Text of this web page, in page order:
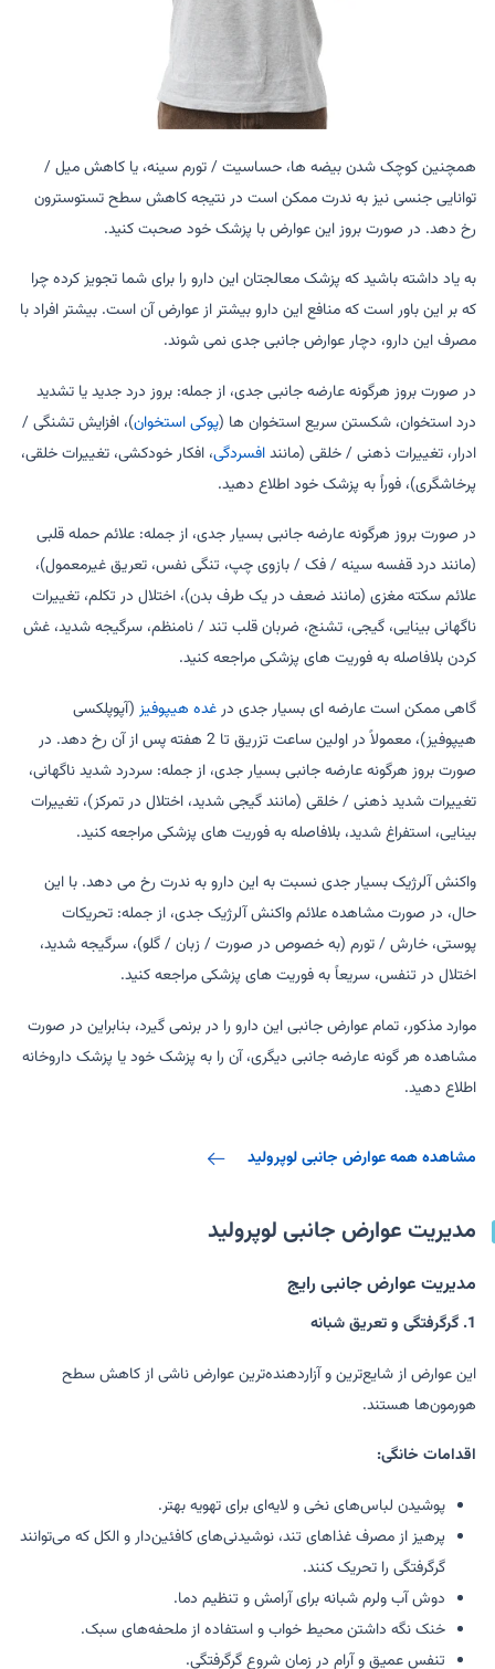
همچنین کوچک شدن بیضه ها، حساسیت / تورم سینه، یا کاهش میل /
توانایی جنسی نیز به ندرت ممکن است در نتیجه کاهش سطح تستوسترون
رخ دهد. در صورت بروز این عوارض با پزشک خود صحبت کنید.
به یاد داشته باشید که پزشک معالجتان این دارو را برای شما تجویز کرده چرا
که بر این باور است که منافع این دارو بیشتر از عوارض آن است. بیشتر افراد با
مصرف این دارو، دچار عوارض جانبی جدی نمی شوند.
در صورت بروز هرگونه عارضه جانبی جدی، از جمله: بروز درد جدید یا تشدید
درد استخوان، شکستن سریع استخوان ها (پوکی استخوان)، افزایش تشنگی /
ادرار، تغییرات ذهنی / خلقی (مانندافسردگی، افکار خودکشی، تغییرات خلقی،
پرخاشگری)، فوراً به پزشک خود اطلاع دهید.
در صورت بروز هرگونه عارضه جانبی بسیار جدی، از جمله: علائم حمله قلبی
(مانند درد قفسه سینه / فک / بازوی چپ، تنگی نفس، تعریق غیرمعمول)،
علائم سکته مغزی (مانند ضعف در یک طرف بدن)، اختلال در تکلم، تغییرات
ناگهانی بینایی، گیجی، تشنج، ضربان قلب تند / نامنظم، سرگیجه شدید، غش
کردن بلافاصله به فوریت های پزشکی مراجعه کنید.
گاهی ممکن است عارضه ای بسیار جدی درغده هیپوفیز (آپوپلکسی
هیپوفیز)، معمولاً در اولین ساعت تزریق تا 2 هفته پس از آن رخ دهد. در
صورت بروز هرگونه عارضه جانبی بسیار جدی، از جمله: سردرد شدید ناگهانی،
تغییرات شدید ذهنی / خلقی (مانند گیجی شدید، اختلال در تمرکز)، تغییرات
بینایی، استفراغ شدید، بلافاصله به فوریت های پزشکی مراجعه کنید.
واکنش آلرژیک بسیار جدی نسبت به این دارو به ندرت رخ می دهد. با این
حال، در صورت مشاهده علائم واکنش آلرژیک جدی، از جمله: تحریکات
پوستی، خارش / تورم (به خصوص در صورت / زبان / گلو)، سرگیجه شدید،
اختلال در تنفس، سریعاً به فوریت های پزشکی مراجعه کنید.
موارد مذکور، تمام عوارض جانبی این دارو را در برنمی گیرد، بنابراین در صورت
مشاهده هر گونه عارضه جانبی دیگری، آن را به پزشک خود یا پزشک داروخانه
اطلاع دهید.
مشاهده همه عوارض جانبی لوپرولید
مدیریت عوارض جانبی لوپرولید
مدیریت عوارض جانبی رایج
1. گرگرفتگی و تعریق شبانه
این عوارض از شایع‌ترین و آزاردهنده‌ترین عوارض ناشی از کاهش سطح
هورمون‌ها هستند.
اقدامات خانگی:
پوشیدن لباس‌های نخی و لایه‌ای برای تهویه بهتر.
پرهیز از مصرف غذاهای تند، نوشیدنی‌های کافئین‌دار و الکل که می‌توانند
گرگرفتگی را تحریک کنند.
دوش آب ولرم شبانه برای آرامش و تنظیم دما.
خنک نگه داشتن محیط خواب و استفاده از ملحفه‌های سبک.
تنفس عمیق و آرام در زمان شروع گرگرفتگی.